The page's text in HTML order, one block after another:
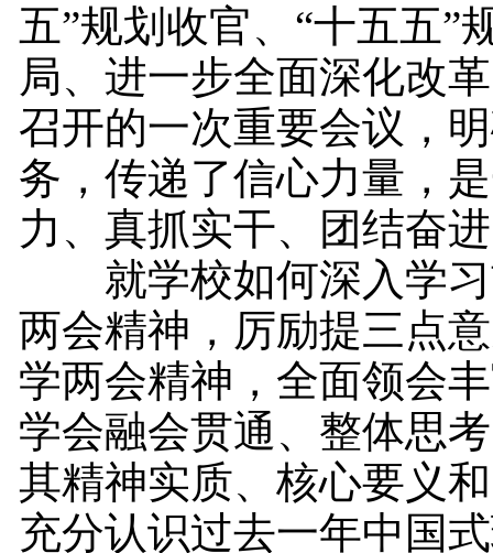
五”规划收官、“十五五”
局、进一步全面深化改
召开的一次重要会议，
务，传递了信心力量，
力、真抓实干、团结奋
就学校如何深入学习
两会精神，厉励提三点
学两会精神，全面领会
学会融会贯通、整体思
其精神实质、核心要义
充分认识过去一年中国